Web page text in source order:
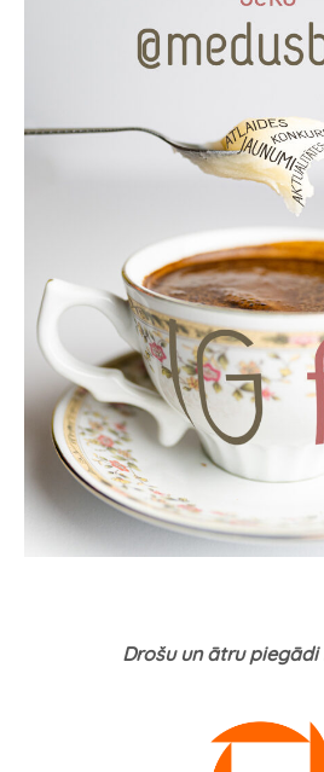
Drošu un ātru